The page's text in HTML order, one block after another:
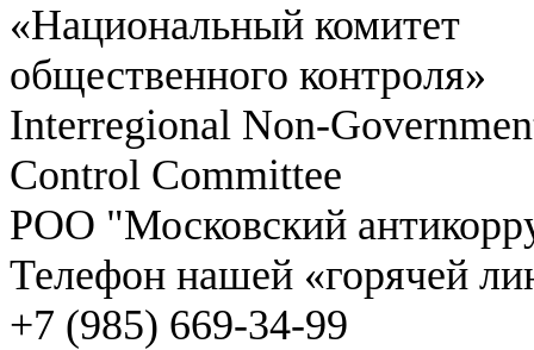
«Национальный комитет
общественного контроля»
Interregional Non-
Control Committee
РОО "Московский
Телефон нашей «горячей
+7 (985) 669-34-99